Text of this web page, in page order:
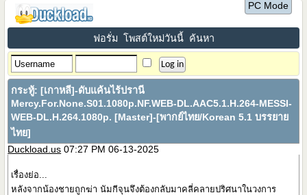
PC Mode
ฟอรั่ม โพสต์ใหม่วันนี้ ค้นหา
กระทู้:[เกาหลี]-ดับแค้นไร้ปรานี
Mercy.For.None.S01.1080p.NF.WEB-DL.AAC5.1.H.264-MESSI-
WEB-DL.H.264.1080p. [Master]-[พากย์ไทย/Korean 5.1 บรรยาย
ไทย]
Duckload.us 07:27 PM 06-13-2025
เรื่องย่อ...
หลังจากน้องชายถูกฆ่า นัมกีจุนจึงต้องกลับมาคลี่คลายปริศนาในวงการ